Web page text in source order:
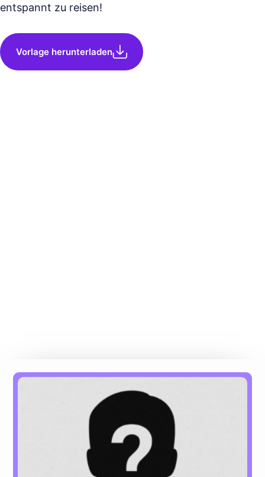
entspannt zu reisen!
Vorlage herunterladen